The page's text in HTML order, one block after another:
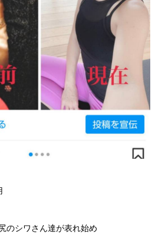
のシワさん達が表れ始め